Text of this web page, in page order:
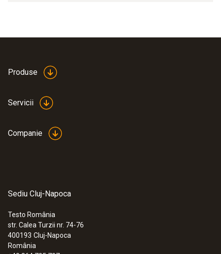
Produse
Servicii
Companie
Sediu Cluj-Napoca
Testo România
str. Calea Turzii nr. 74-76
400193 Cluj-Napoca
România